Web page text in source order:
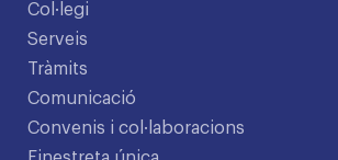
Col·legi
Serveis
Tràmits
Comunicació
Convenis i col·laboracions